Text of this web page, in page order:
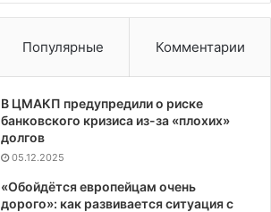
Популярные Комментарии
В ЦМАКП предупредили о риске
банковского кризиса из-за «плохих»
долгов
05.12.2025
«Обойдётся европейцам очень
дорого»: как развивается ситуация с